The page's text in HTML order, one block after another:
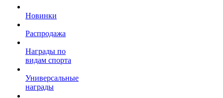
Новинки
Распродажа
Награды по
видам спорта
Универсальные
награды